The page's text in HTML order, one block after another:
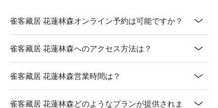
雀客藏居 花蓮林森オンライン予約は可能ですか？
雀客藏居 花蓮林森へのアクセス方法は？
雀客藏居 花蓮林森営業時間は？
雀客藏居 花蓮林森どのようなプランが提供されま